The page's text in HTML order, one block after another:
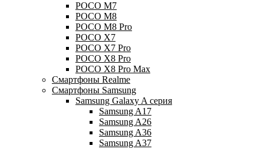
POCO M7
POCO M8
POCO M8 Pro
POCO X7
POCO X7 Pro
POCO X8 Pro
POCO X8 Pro Max
Смартфоны Realme
Смартфоны Samsung
Samsung Galaxy A серия
Samsung A17
Samsung A26
Samsung A36
Samsung A37